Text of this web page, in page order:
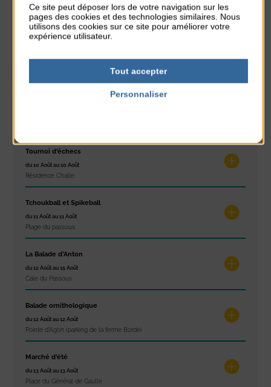
du 10 Août au 16 Août
Petit Office
Tournoi d’échecs
du 10 Août au 10 Août
Résidence Challe
Tchoukball et Spikeball
du 11 Août au 11 Août
Plage du passous
La Balade d’Anton
du 12 Août au 15 Août
Cale du Passous
Balade ornithologique
du 12 Août au 12 Août
Pointe d'Agon (parking de la ferme Borde)
Marché d’été
du 13 Août au 13 Août
Place du Général de Gaulle
Ce site peut déposer lors de votre navigation sur les
pages des cookies et des technologies similaires. Nous
utilisons des cookies sur ce site pour améliorer votre
expérience utilisateur.
Tout accepter
Personnaliser